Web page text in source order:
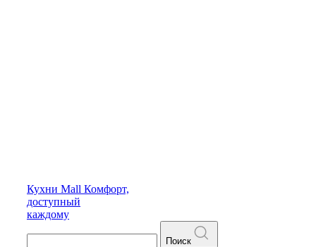
Кухни Mall Комфорт,
доступный
каждому
Поиск